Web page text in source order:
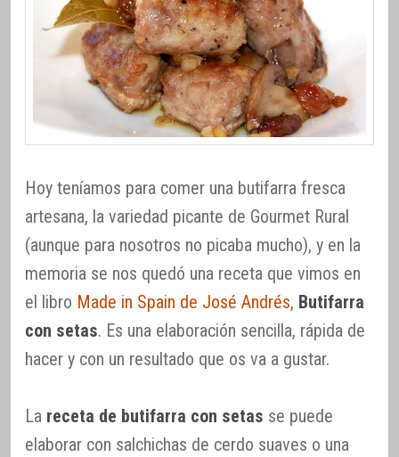
Hoy teníamos para comer una butifarra fresca
artesana, la variedad picante de Gourmet Rural
(aunque para nosotros no picaba mucho), y en la
memoria se nos quedó una receta que vimos en
el libro Made in Spain de José Andrés, Butifarra
con setas. Es una elaboración sencilla, rápida de
hacer y con un resultado que os va a gustar.
La receta de butifarra con setas se puede
elaborar con salchichas de cerdo suaves o una